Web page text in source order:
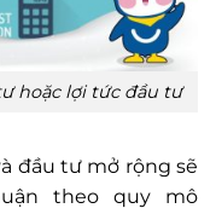
hoặc lợi tức đầu tư
đầu tư mở rộng sẽ
theo quy mô